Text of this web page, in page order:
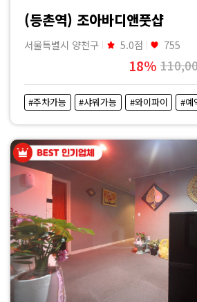
(등촌역) 조아바디앤풋샵
서울특별시 양천구 5.0점 755
18%
#주차가능 #샤워가능 #와이파이 #예